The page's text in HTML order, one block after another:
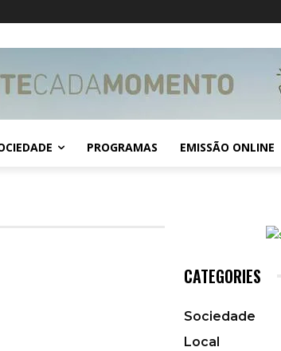
PROGRAMAS EMISSÃO ONLINE
CATEGORIES
Sociedade
Local